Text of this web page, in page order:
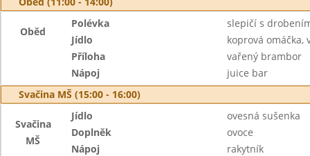
Oběd
Polévka
slepičí s
Jídlo
koprová omáčka,
Příloha
vařený brambor
Nápoj
juice bar
Svačina MŠ (15:00 - 16:00)
Svačina
MŠ
Jídlo
ovesná sušenka
Doplněk
ovoce
Nápoj
rakytník